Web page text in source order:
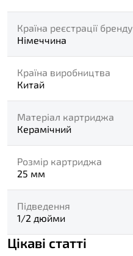
Країна реєстрації бренду
Німеччина
Країна виробництва
Китай
Матеріал картриджа
Керамічний
Розмір картриджа
25 мм
Підведення
1/2 дюйми
Цікаві статті